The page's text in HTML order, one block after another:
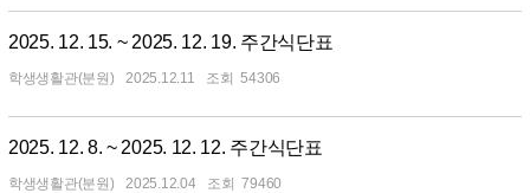
2025. 12. 15. ~ 2025. 12. 19. 주간식단표
학생생활관(분원) 2025.12.11 54306
2025. 12. 8. ~ 2025. 12. 12. 주간식단표
학생생활관(분원) 2025.12.04 79460